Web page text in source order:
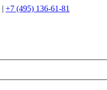
| +7 (495) 136-61-81